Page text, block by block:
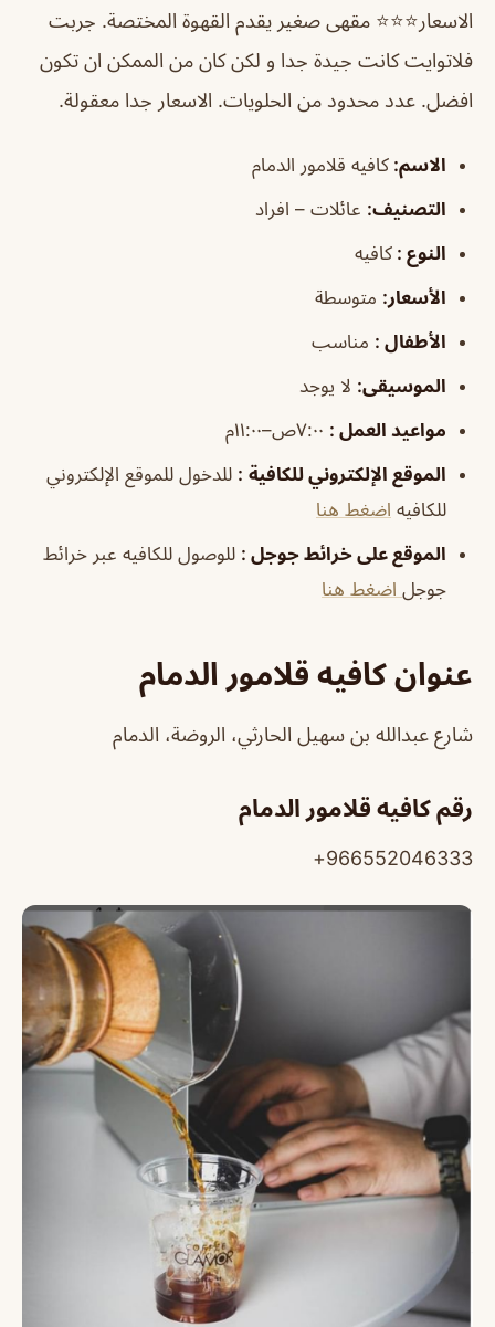
الاسعار⭐⭐⭐ مقهى صغير يقدم القهوة المختصة. جربت
فلاتوايت كانت جيدة جدا و لكن كان من الممكن ان تكون
افضل. عدد محدود من الحلويات. الاسعار جدا معقولة.
الاسم: كافيه قلامور الدمام
التصنيف: عائلات – افراد
النوع : كافيه
الأسعار: متوسطة
الأطفال : مناسب
الموسيقى: لا يوجد
مواعيد العمل : ٧:٠٠ص–١١:٠٠م
الموقع الإلكتروني للكافية : للدخول للموقع الإلكتروني
للكافيه اضغط هنا
الموقع على خرائط جوجل : للوصول للكافيه عبر خرائط
جوجل اضغط هنا
عنوان كافيه قلامور الدمام
شارع عبدالله بن سهيل الحارثي، الروضة، الدمام
رقم كافيه قلامور الدمام
966552046333+